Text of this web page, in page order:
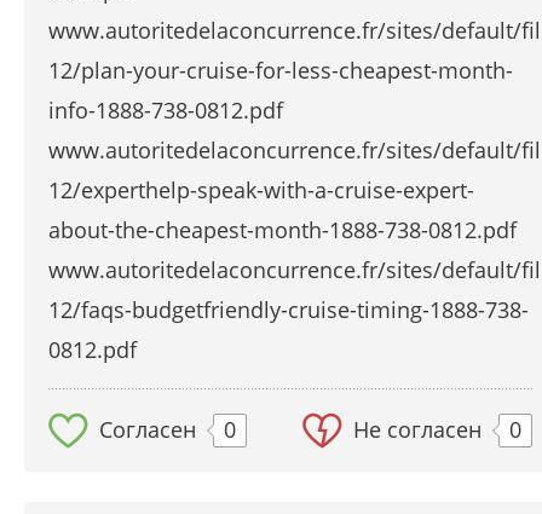
www.autoritedelaconcurrence.fr/sites/default/
12/plan-your-cruise-for-less-cheapest-month-
info-1888-738-0812.pdf
www.autoritedelaconcurrence.fr/sites/default/
12/experthelp-speak-with-a-cruise-expert-
about-the-cheapest-month-1888-738-0812.pdf
www.autoritedelaconcurrence.fr/sites/default/
12/faqs-budgetfriendly-cruise-timing-1888-738-
0812.pdf
Согласен 0 Не согласен 0